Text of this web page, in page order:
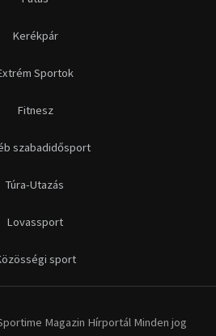
Kerékpár
Sportok
Fitnesz
szabadidősport
Túra-Utazás
Lovassport
sport
Magazin Hírportál Minden jog